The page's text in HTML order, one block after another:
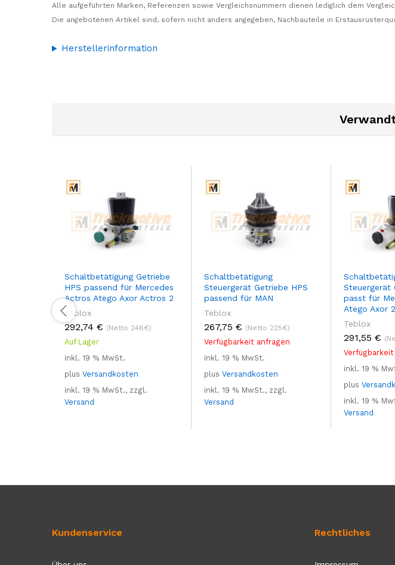
Alle aufgeführten Marken, Referenzen sowie Vergleichsnummern dienen lediglich dem
Die angebotenen Artikel sind, sofern nicht anders angegeben, Nachbauteile in
Herstellerinformation
Schaltbetätigung Getriebe
HPS passend für Mercedes
Actros Atego Axor Actros 2
Teblox
292,74 € (Netto 246€)
Auf Lager
inkl. 19 % MwSt.
plus Versandkosten
inkl. 19 % MwSt., zzgl.
Versand
Schaltbetätigung
Steuergerät Getriebe HPS
passend für MAN
Teblox
267,75 € (Netto 225€)
Verfügbarkeit anfragen
inkl. 19 % MwSt.
plus Versandkosten
inkl. 19 % MwSt., zzgl.
Versand
Steuergerät
passt für
Atego Axor 2
Teblox
291,55 €
inkl. 19 %
plus
inkl. 19 %
Versand
Kundenservice Rechtliches